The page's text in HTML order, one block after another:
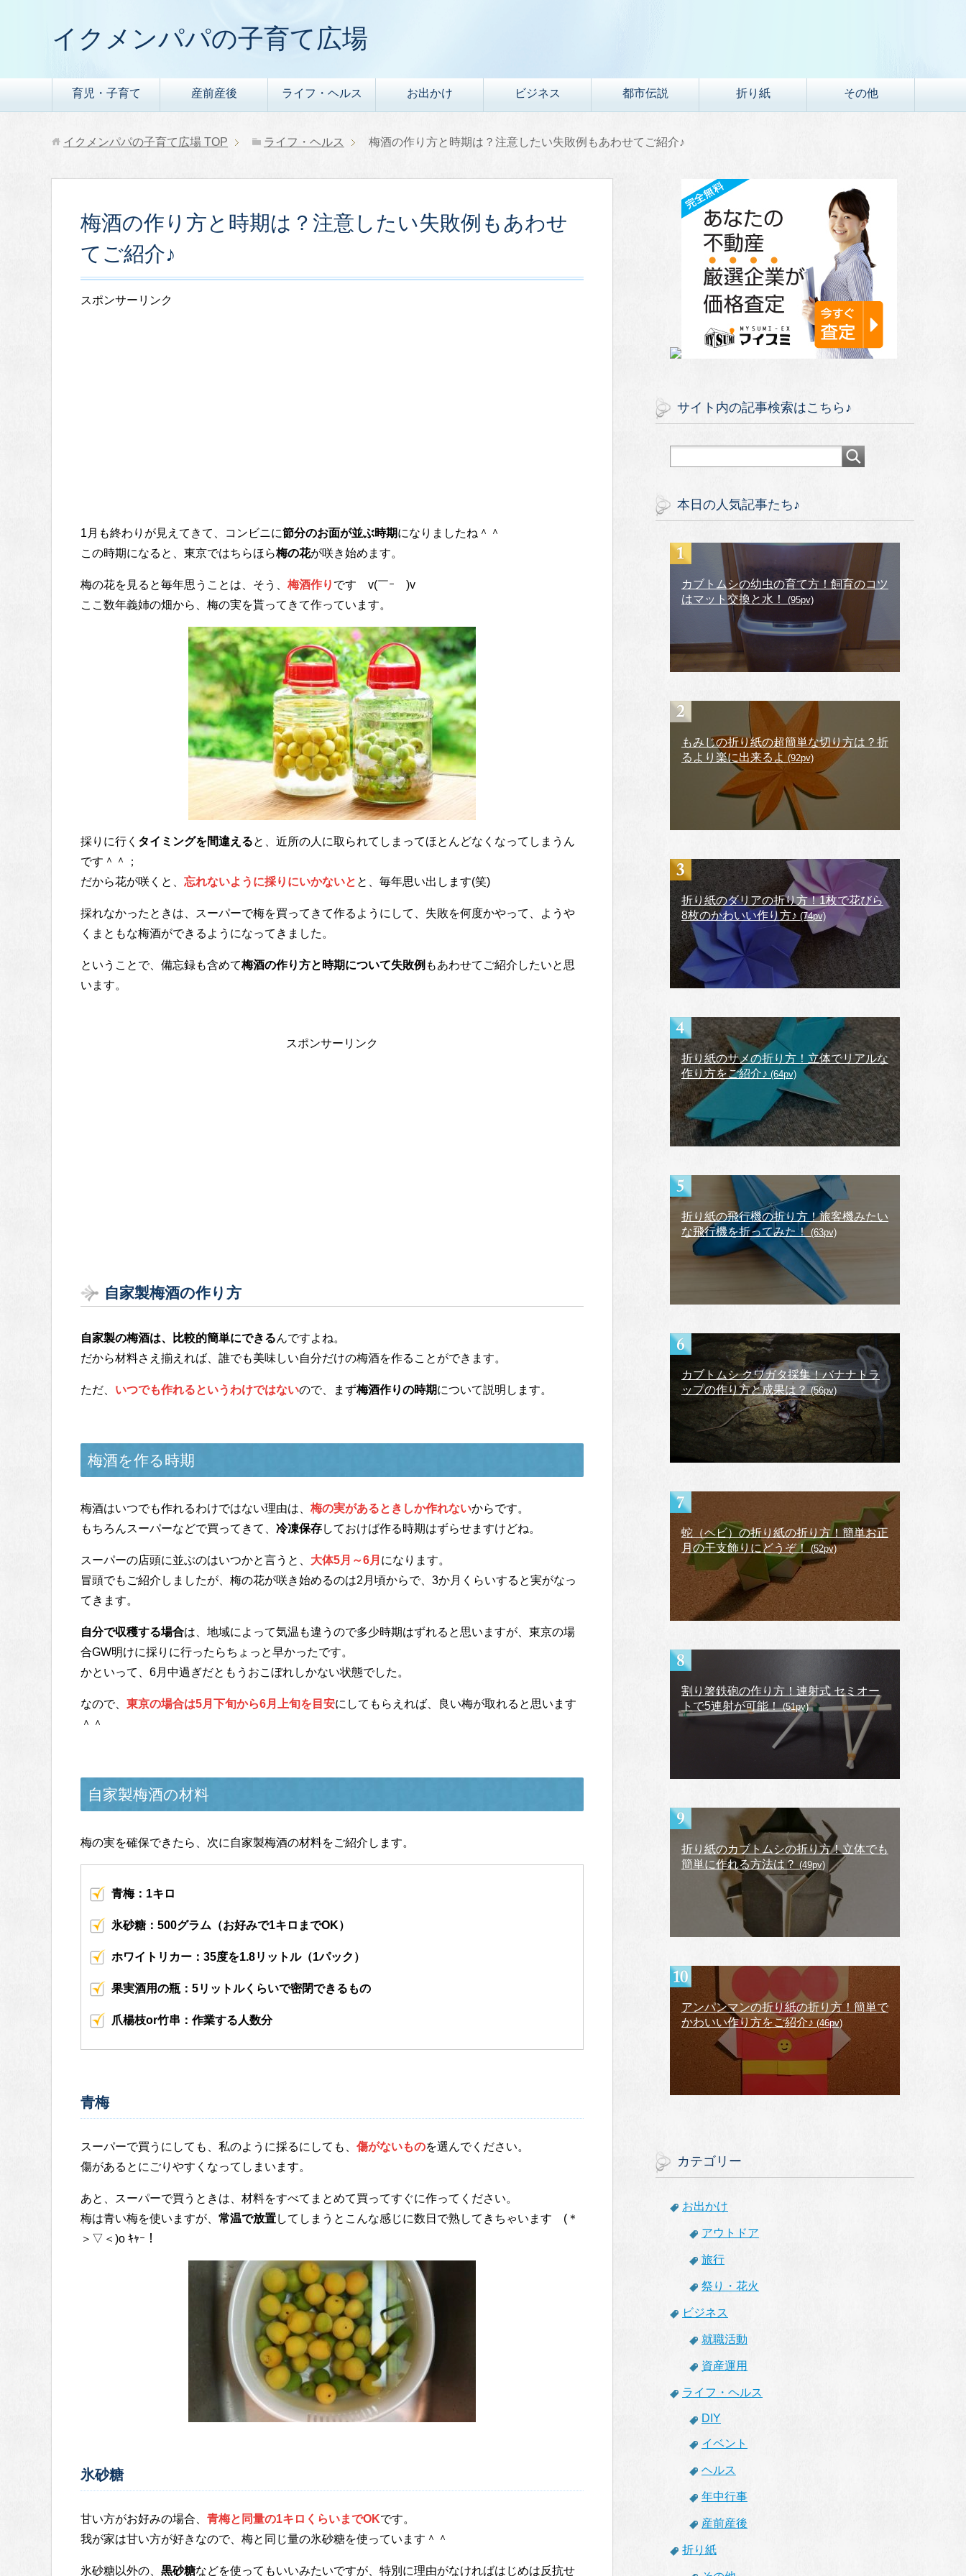
イクメンパパの子育て広場
育児・子育て 産前産後 ライフ・ヘルス お出かけ ビジネス 都市伝説 折り紙 その他
イクメンパパの子育て広場 TOP ライフ・ヘルス 梅酒の作り方と時期は？注意したい失敗例もあわせてご紹介♪
梅酒の作り方と時期は？注意したい失敗例もあわせ
てご紹介♪
スポンサーリンク
1月も終わりが見えてきて、コンビニに節分のお面が並ぶ時期になりましたね＾＾
この時期になると、東京ではちらほら梅の花が咲き始めます。
梅の花を見ると毎年思うことは、そう、 梅酒作り です v(￣ｰ￣)v
ここ数年義姉の畑から、梅の実を貰ってきて作っています。
採りに行く タイミングを間違えると、近所の人に取られてしまってほとんどなくなってしまうん
です＾＾；
だから花が咲くと、 忘れないように採りにいかないと と、毎年思い出します(笑)
採れなかったときは、スーパーで梅を買ってきて作るようにして、失敗を何度かやって、ようや
くまともな梅酒ができるようになってきました。
ということで、備忘録も含めて梅酒の作り方と時期について失敗例 もあわせてご紹介したいと思
います。
スポンサーリンク
自家製梅酒の作り方
自家製の梅酒は、比較的簡単にできるんですよね。
だから材料さえ揃えれば、誰でも美味しい自分だけの梅酒を作ることができます。
ただ、 いつでも作れるというわけではないので、まず梅酒作りの時期について説明します。
梅酒を作る時期
梅酒はいつでも作れるわけではない理由は、 梅の実があるときしか作れないからです。
もちろんスーパーなどで買ってきて、 冷凍保存しておけば作る時期はずらせますけどね。
スーパーの店頭に並ぶのはいつかと言うと、 大体5月～6月 になります。
冒頭でもご紹介しましたが、梅の花が咲き始めるのは2月頃からで、3か月くらいすると実がなっ
てきます。
自分で収穫する場合は、地域によって気温も違うので多少時期はずれると思いますが、東京の場
合GW明けに採りに行ったらちょっと早かったです。
かといって、6月中過ぎだともうおこぼれしかない状態でした。
なので、 東京の場合は5月下旬から6月上旬を目安にしてもらえれば、良い梅が取れると思います
＾＾
自家製梅酒の材料
梅の実を確保できたら、次に自家製梅酒の材料をご紹介します。
青梅：1キロ
氷砂糖：500グラム（お好みで1キロまでOK）
ホワイトリカー：35度を1.8リットル（1パック）
果実酒用の瓶：5リットルくらいで密閉できるもの
爪楊枝or竹串：作業する人数分
青梅
スーパーで買うにしても、私のように採るにしても、 傷がないものを選んでください。
傷があるとにごりやすくなってしまいます。
あと、スーパーで買うときは、材料をすべてまとめて買ってすぐに作ってください。
梅は青い梅を使いますが、 常温で放置してしまうとこんな感じに数日で熟してきちゃいます (＊
＞▽＜)o ｷｬｰ！
氷砂糖
甘い方がお好みの場合、 青梅と同量の1キロくらいまでOKです。
我が家は甘い方が好きなので、梅と同じ量の氷砂糖を使っています＾＾
氷砂糖以外の、 黒砂糖などを使ってもいいみたいですが、特別に理由がなければはじめは反抗せ
サイト内の記事検索はこちら♪
本日の人気記事たち♪
カブトムシの幼虫の育て方！飼育のコツ
はマット交換と水！
(95pv)
もみじの折り紙の超簡単な切り方は？折
るより楽に出来るよ (92pv)
折り紙のダリアの折り方！1枚で花びら
8枚のかわいい作り方♪ (74pv)
折り紙のサメの折り方！立体でリアルな
作り方をご紹介♪ (64pv)
折り紙の飛行機の折り方！旅客機みたい
な飛行機を折ってみた！ (63pv)
カブトムシ クワガタ採集！バナナトラ
ップの作り方と成果は？ (56pv)
蛇（ヘビ）の折り紙の折り方！簡単お正
月の干支飾りにどうぞ！ (52pv)
割り箸鉄砲の作り方！連射式 セミオー
トで5連射が可能！(51pv)
折り紙のカブトムシの折り方！立体でも
簡単に作れる方法は？ (49pv)
アンパンマンの折り紙の折り方！簡単で
かわいい作り方をご紹介♪ (46pv)
カテゴリー
お出かけ
アウトドア
旅行
祭り・花火
ビジネス
就職活動
資産運用
ライフ・ヘルス
DIY
イベント
ヘルス
年中行事
産前産後
折り紙